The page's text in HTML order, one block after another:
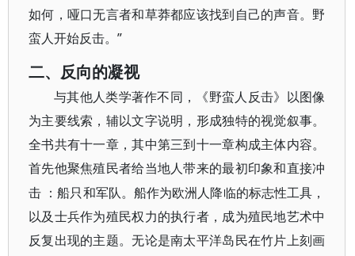
如何，哑口无言者和草莽都应该找到自己的声音。野
蛮人开始反击。”
二、反向的凝视
与其他人类学著作不同，《野蛮人反击》以图像
为主要线索，辅以文字说明，形成独特的视觉叙事。
全书共有十一章，其中第三到十一章构成主体内容。
首先他聚焦殖民者给当地人带来的最初印象和直接冲
击
：船只和军队。船作为欧洲人降临的标志性工具，
以及士兵作为殖民权力的执行者，成为殖民地艺术中
反复出现的主题。无论是南太平洋岛民在竹片上刻画